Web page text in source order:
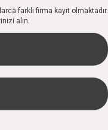
farklı firma kayıt olmaktadır.
alın.